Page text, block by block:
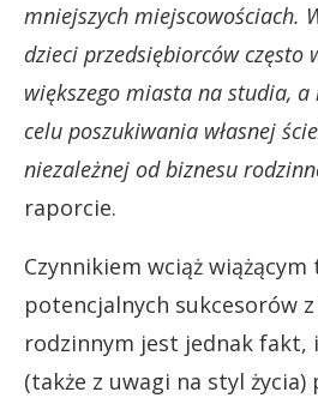
mniejszych miejscowościach.
dzieci przedsiębiorców często
większego miasta na studia,
celu poszukiwania własnej
niezależnej od biznesu
raporcie.
Czynnikiem wciąż wiążącym
potencjalnych sukcesorów
rodzinnym jest jednak fakt,
(także z uwagi na styl